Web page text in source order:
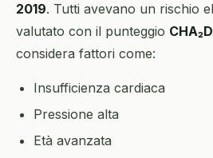
2019. Tutti avevano un rischio
valutato con il punteggio
considera fattori come:
Insufficienza cardiaca
Pressione alta
Età avanzata